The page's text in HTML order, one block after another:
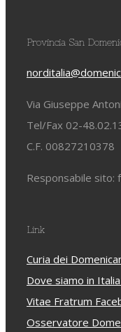
Provincia San
Via Giuseppe
Tel/Fax 02-
C.F. 00827210378
Responsabile sito:
Link
Curia dei
Dove siamo in
Vitae Fratrum
Osservatore